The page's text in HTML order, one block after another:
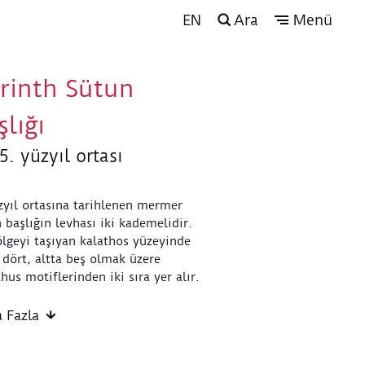
EN Ara Menü
Sütun
yüzyıl ortası
ortasına tarihlenen mermer
başlığın levhası iki kademelidir.
taşıyan kalathos yüzeyinde
altta beş olmak üzere
motiflerinden iki sıra yer alır.
Üst sıradaki akanthus
Fazla